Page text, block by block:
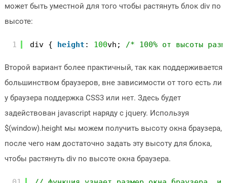
может быть уместной для того чтобы растянуть блок div по
высоте:
1 div { height : 100vh; /* 100% от высоты
Второй вариант более практичный, так как поддерживается
большинством браузеров, вне зависимости от того есть ли
у браузера поддержка CSS3 или нет. Здесь будет
задействован javascript наряду с jquery. Используя
$(window).height мы можем получить высоту окна браузера,
после чего нам достаточно задать эту высоту для блока,
чтобы растянуть div по высоте окна браузера.